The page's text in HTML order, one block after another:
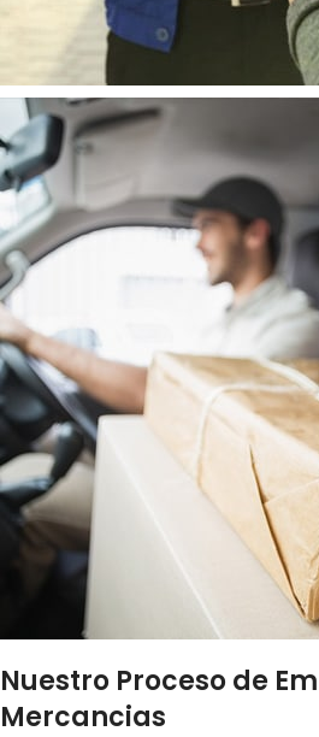
Nuestro Proceso de
Mercancias